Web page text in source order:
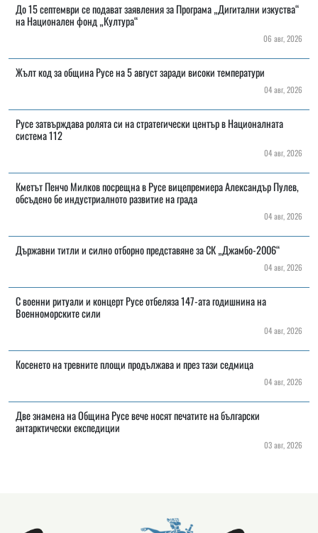
До 15 септември се подават заявления за Програма „Дигитални изкуства“
на Национален фонд „Култура“
06 авг, 2026
Жълт код за община Русе на 5 август заради високи температури
04 авг, 2026
Русе затвърждава ролята си на стратегически център в Националната
система 112
04 авг, 2026
Кметът Пенчо Милков посрещна в Русе вицепремиера Александър Пулев,
обсъдено бе индустриалното развитие на града
04 авг, 2026
Държавни титли и силно отборно представяне за СК „Джамбо-2006“
04 авг, 2026
С военни ритуали и концерт Русе отбеляза 147-ата годишнина на
Военноморските сили
04 авг, 2026
Косенето на тревните площи продължава и през тази седмица
04 авг, 2026
Две знамена на Община Русе вече носят печатите на български
антарктически експедиции
03 авг, 2026